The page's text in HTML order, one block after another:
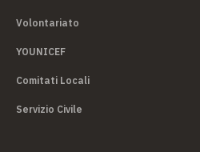
Volontariato
YOUNICEF
Comitati Locali
Servizio Civile